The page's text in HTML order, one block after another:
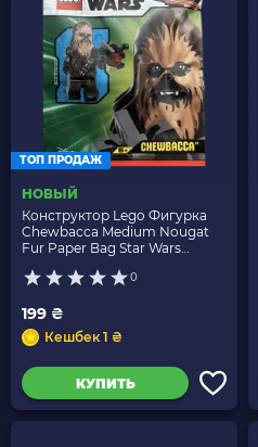
ТОП ПРОДАЖ
НОВЫЙ
Конструктор Lego Фигурка
Chewbacca Medium Nougat
Fur Paper Bag Star Wars
0
199 ₴
Кешбек 1 ₴
КУПИТЬ